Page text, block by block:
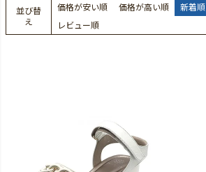
並び替
え
価格が安い順 価格が高い順 新着順
レビュー順